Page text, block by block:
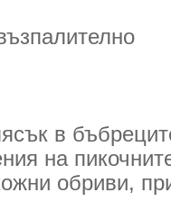
в
на
обриви,